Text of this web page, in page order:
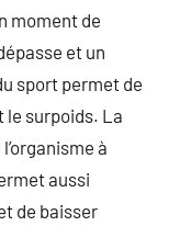
moment de
et un
sport permet de
le surpoids. La
à
aussi
de baisser